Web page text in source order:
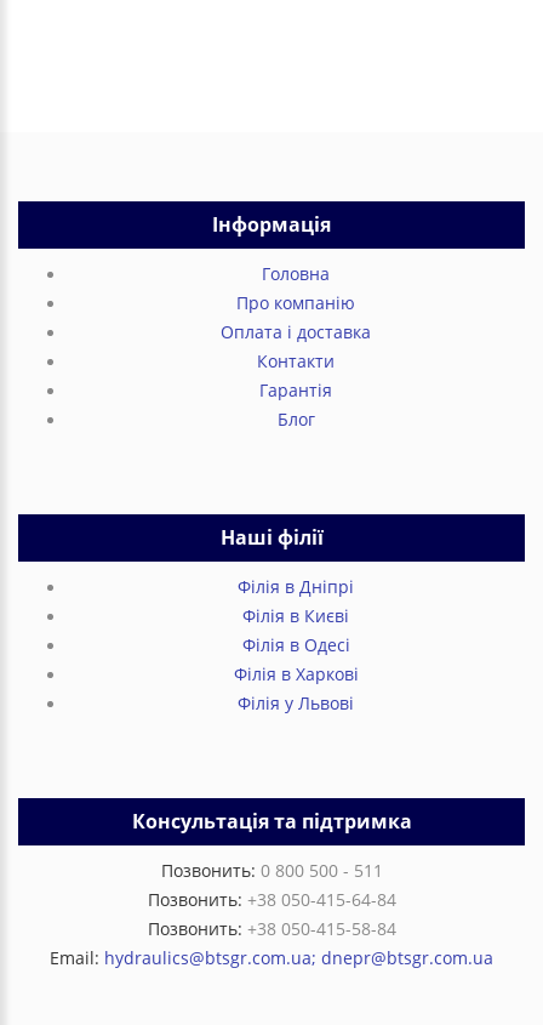
Інформація
Головна
Про компанію
Оплата і доставка
Контакти
Гарантія
Блог
Наші філії
Філія в Дніпрі
Філія в Києві
Філія в Одесі
Філія в Харкові
Філія у Львові
Консультація та підтримка
Позвонить: 0 800 500 - 511
Позвонить: +38 050-415-64-84
Позвонить: +38 050-415-58-84
Email: hydraulics@btsgr.com.ua; dnepr@btsgr.com.ua